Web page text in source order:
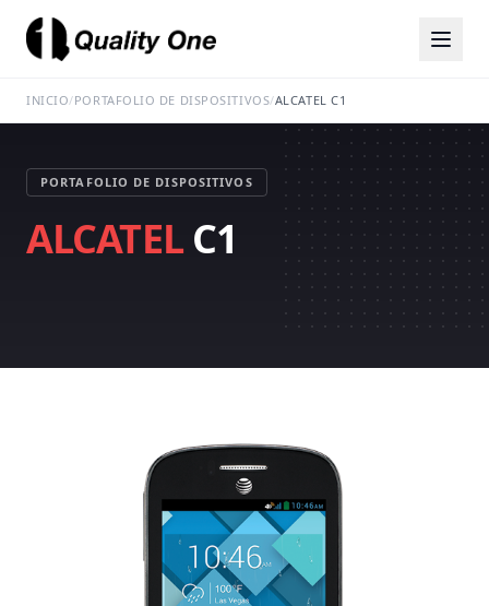
INICIO/PORTAFOLIO DE DISPOSITIVOS/ALCATEL C1
PORTAFOLIO DE DISPOSITIVOS
ALCATELC1